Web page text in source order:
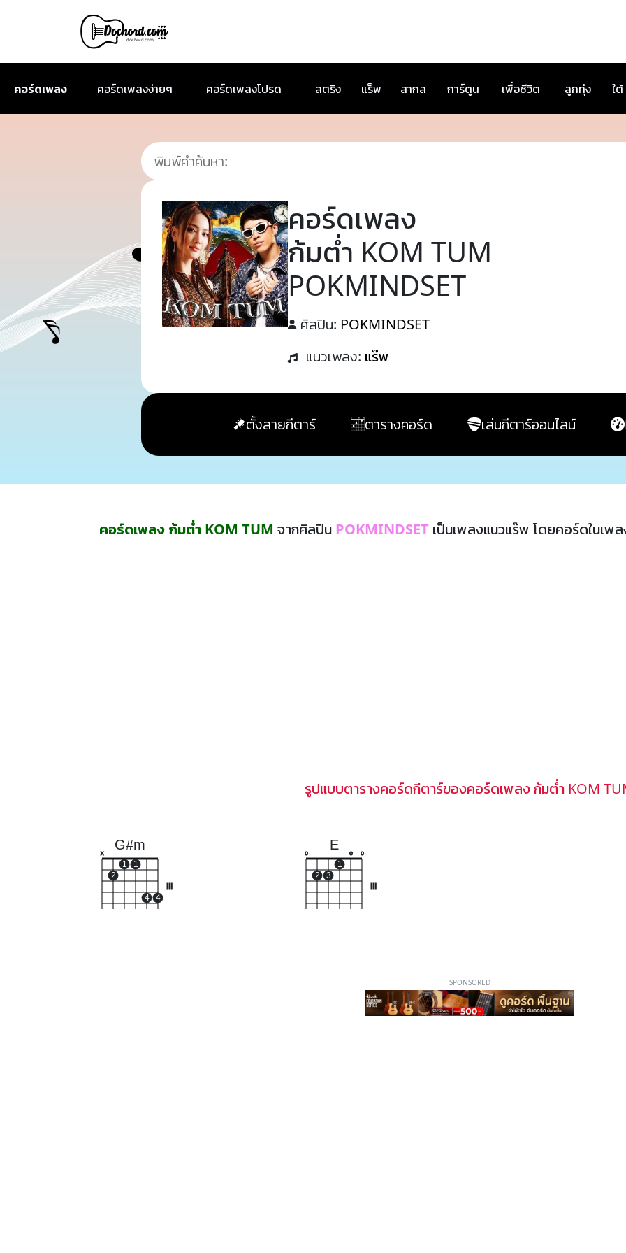
คอร์ดเพลง คอร์ดเพลงง่ายๆ คอร์ดเพลงโปรด สตริง แร็พ สากล การ์ตูน เพื่อชีวิต ลูกทุ่ง ใต้
คอร์ดเพลง
ก้มต่ำ KOM TUM
POKMINDSET
ศิลปิน: POKMINDSET
แนวเพลง: แร๊พ
ตั้งสายกีตาร์ ตารางคอร์ด เล่นกีตาร์ออนไลน์
คอร์ดเพลง ก้มต่ำ KOM TUM จากศิลปิน POKMINDSET เป็นเพลงแนวแร๊พ โดยคอร์ดในเพ
รูปแบบตารางคอร์ดกีตาร์ของคอร์ดเพลง ก้มต่ำ KOM
G#m
x
2
1 1
4 4
E
o
2 3
1
o o
SPONSORED